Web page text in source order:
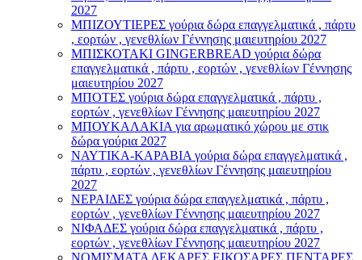
2027
ΜΠΙΖΟΥΤΙΕΡΕΣ γούρια δώρα επαγγελματικά , πάρτυ
, εορτών , γενεθλίων Γέννησης μαιευτηρίου 2027
ΜΠΙΣΚΟΤΑΚΙ GINGERBREAD γούρια δώρα
επαγγελματικά , πάρτυ , εορτών , γενεθλίων Γέννησης
μαιευτηρίου 2027
ΜΠΟΤΕΣ γούρια δώρα επαγγελματικά , πάρτυ ,
εορτών , γενεθλίων Γέννησης μαιευτηρίου 2027
ΜΠΟΥΚΑΛΑΚΙΑ για αρωματικό χώρου με στικ
δώρα γούρια 2027
ΝΑΥΤΙΚΑ-ΚΑΡΑΒΙΑ γούρια δώρα επαγγελματικά ,
πάρτυ , εορτών , γενεθλίων Γέννησης μαιευτηρίου
2027
ΝΕΡΑΙΔΕΣ γούρια δώρα επαγγελματικά , πάρτυ ,
εορτών , γενεθλίων Γέννησης μαιευτηρίου 2027
ΝΙΦΑΔΕΣ γούρια δώρα επαγγελματικά , πάρτυ ,
εορτών , γενεθλίων Γέννησης μαιευτηρίου 2027
ΝΟΜΙΣΜΑΤΑ ΔΕΚΑΡΕΣ ΕΙΚΟΣΑΡΕΣ ΠΕΝΤΑΡΕΣ